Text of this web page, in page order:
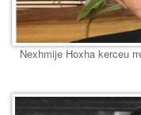
Nexhmije Hoxha kerceu